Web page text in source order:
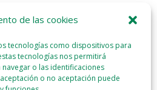
de las cookies
tecnologías como dispositivos para
tecnologías nos permitirá
o las identificaciones
o no aceptación puede